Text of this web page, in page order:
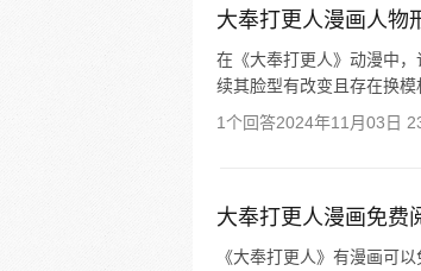
大奉打更人漫画人物
在《大奉打更人》动漫中
续其脸型有改变且存在换模
1个回答2024年11月03日
大奉打更人漫画免费
《大奉打更人》有漫画可